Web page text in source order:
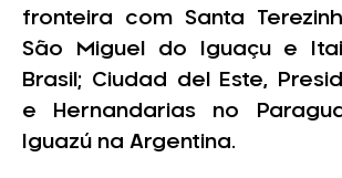
fronteira com Santa
São Miguel do Iguaçu e
Brasil; Ciudad del Este,
e Hernandarias no
Iguazú na Argentina.